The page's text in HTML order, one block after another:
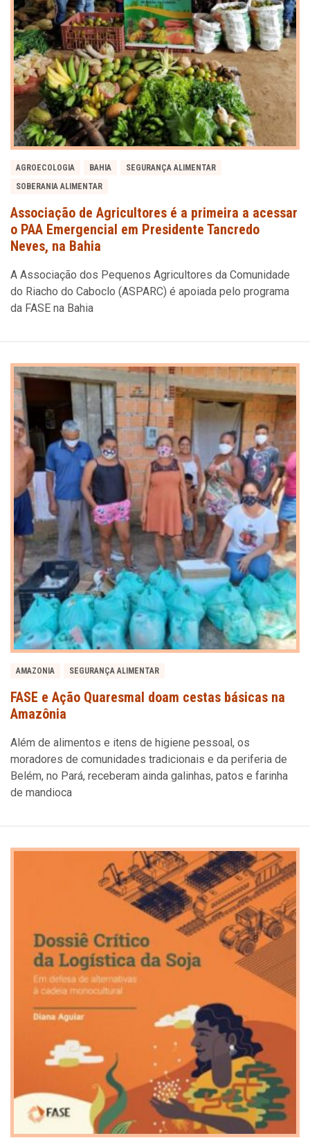
AGROECOLOGIA BAHIA
SEGURANÇA ALIMENTAR
SOBERANIA ALIMENTAR
Associação de Agricultores é a primeira a acessar
o PAA Emergencial em Presidente Tancredo
Neves, na Bahia
A Associação dos Pequenos Agricultores da Comunidade
do Riacho do Caboclo (ASPARC) é apoiada pelo programa
da FASE na Bahia
AMAZONIA SEGURANÇA ALIMENTAR
FASE e Ação Quaresmal doam cestas básicas na
Amazônia
Além de alimentos e itens de higiene pessoal, os
moradores de comunidades tradicionais e da periferia de
Belém, no Pará, receberam ainda galinhas, patos e farinha
de mandioca